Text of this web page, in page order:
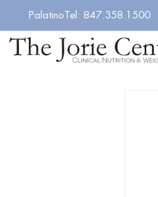
PalatinoTel: 847.358.1500